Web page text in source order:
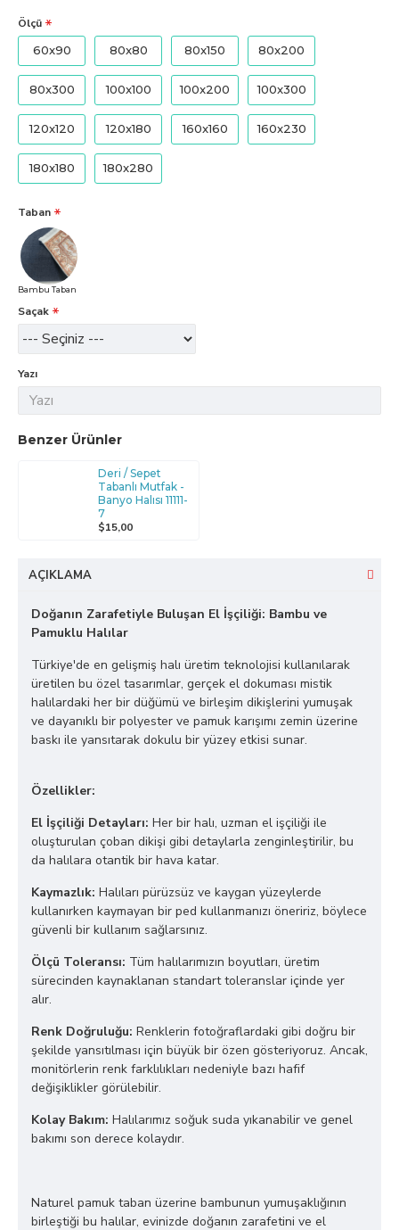
Ölçü
60x90
80x80 80x150 80x200
80x300 100x100 100x200 100x300
120x120 120x180 160x160 160x230
180x180 180x280
Taban
Bambu Taban
Saçak
Yazı
Benzer Ürünler
Deri / Sepet
Tabanlı Mutfak -
Banyo Halısı 11111-
7
$15,00
AÇIKLAMA
Doğanın Zarafetiyle Buluşan El İşçiliği: Bambu ve
Pamuklu Halılar
Türkiye'de en gelişmiş halı üretim teknolojisi kullanılarak
üretilen bu özel tasarımlar, gerçek el dokuması mistik
halılardaki her bir düğümü ve birleşim dikişlerini yumuşak
ve dayanıklı bir polyester ve pamuk karışımı zemin üzerine
baskı ile yansıtarak dokulu bir yüzey etkisi sunar.
Özellikler:
El İşçiliği Detayları: Her bir halı, uzman el işçiliği ile
oluşturulan çoban dikişi gibi detaylarla zenginleştirilir, bu
da halılara otantik bir hava katar.
Kaymazlık: Halıları pürüzsüz ve kaygan yüzeylerde
kullanırken kaymayan bir ped kullanmanızı öneririz, böylece
güvenli bir kullanım sağlarsınız.
Ölçü Toleransı: Tüm halılarımızın boyutları, üretim
sürecinden kaynaklanan standart toleranslar içinde yer
alır.
Renk Doğruluğu: Renklerin fotoğraflardaki gibi doğru bir
şekilde yansıtılması için büyük bir özen gösteriyoruz. Ancak,
monitörlerin renk farklılıkları nedeniyle bazı hafif
değişiklikler görülebilir.
Kolay Bakım: Halılarımız soğuk suda yıkanabilir ve genel
bakımı son derece kolaydır.
Naturel pamuk taban üzerine bambunun yumuşaklığının
birleştiği bu halılar, evinizde doğanın zarafetini ve el